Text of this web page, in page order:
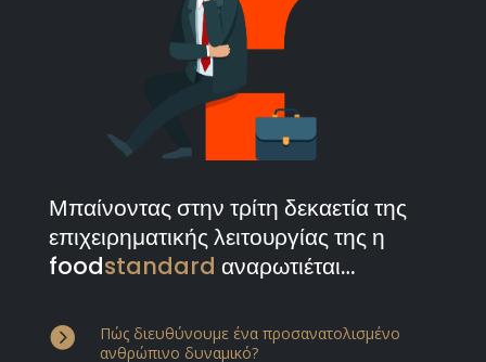
Μπαίνοντας στην τρίτη δεκαετία της
επιχειρηματικής λειτουργίας της η
foodstandard αναρωτιέται…

Πώς διευθύνουμε ένα προσανατολισμένο
ανθρώπινο δυναμικό?